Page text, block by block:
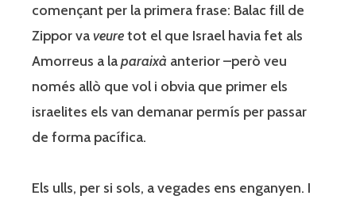
començant per la primera frase: Balac fill de
Zippor vaveuretot el que Israel havia fet als
Amorreus a laparaixà anterior –però veu
només allò que vol i obvia que primer els
israelites els van demanar permís per passar
de forma pacífica.
Els ulls, per si sols, a vegades ens enganyen. I